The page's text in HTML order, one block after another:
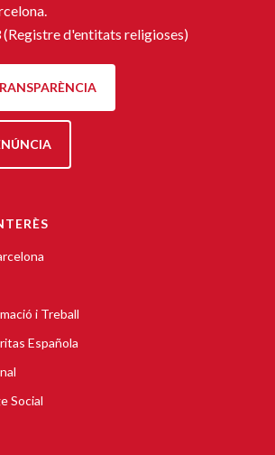
d'entitats religioses)
i Treball
Española
Social